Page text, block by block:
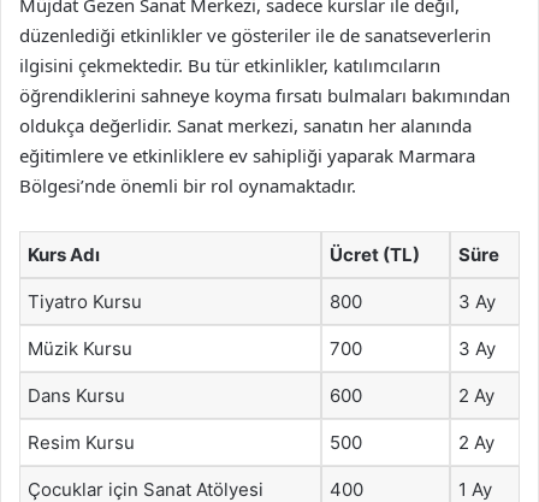
Müjdat Gezen Sanat Merkezi, sadece kurslar ile değil,
düzenlediği etkinlikler ve gösteriler ile de sanatseverlerin
ilgisini çekmektedir. Bu tür etkinlikler, katılımcıların
öğrendiklerini sahneye koyma fırsatı bulmaları bakımından
oldukça değerlidir. Sanat merkezi, sanatın her alanında
eğitimlere ve etkinliklere ev sahipliği yaparak Marmara
Bölgesi’nde önemli bir rol oynamaktadır.
Kurs Adı Ücret (TL) Süre
Tiyatro Kursu 800 3 Ay
Müzik Kursu 700 3 Ay
Dans Kursu 600 2 Ay
Resim Kursu 500 2 Ay
Çocuklar için Sanat Atölyesi 400 1 Ay